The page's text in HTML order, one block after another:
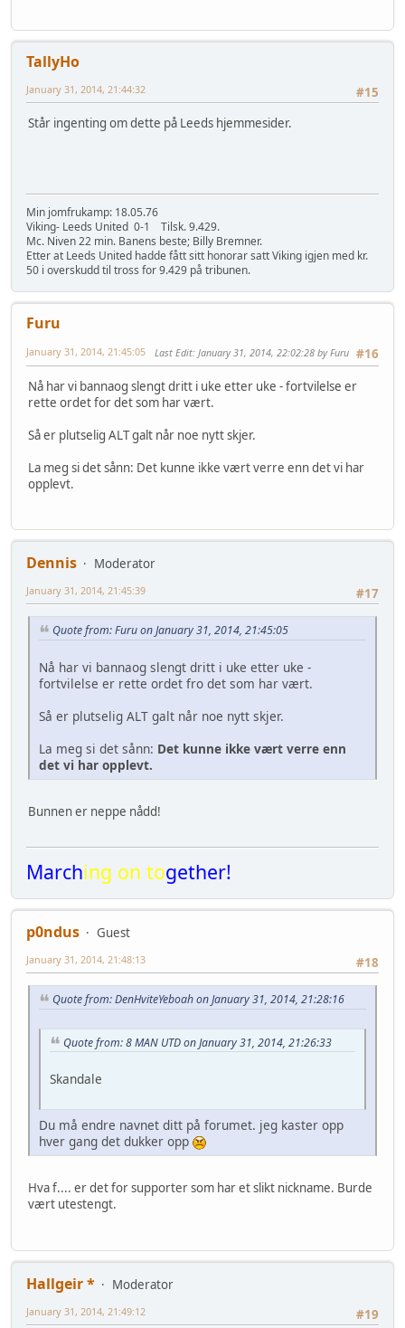
TallyHo
#15
January 31, 2014, 21:44:32
Står ingenting om dette på Leeds hjemmesider.
Min jomfrukamp: 18.05.76
Viking- Leeds United 0-1 Tilsk. 9.429.
Mc. Niven 22 min. Banens beste; Billy Bremner.
Etter at Leeds United hadde fått sitt honorar satt Viking igjen med kr.
50 i overskudd til tross for 9.429 på tribunen.
Furu
#16
January 31, 2014, 21:45:05 Last Edit: January 31, 2014, 22:02:28 by Furu
Nå har vi bannaog slengt dritt i uke etter uke - fortvilelse er
rette ordet for det som har vært.
Så er plutselig ALT galt når noe nytt skjer.
La meg si det sånn: Det kunne ikke vært verre enn det vi har
opplevt.
Dennis
Moderator
#17
January 31, 2014, 21:45:39
Quote from: Furu on January 31, 2014, 21:45:05
Nå har vi bannaog slengt dritt i uke etter uke -
fortvilelse er rette ordet fro det som har vært.
Så er plutselig ALT galt når noe nytt skjer.
La meg si det sånn: Det kunne ikke vært verre enn
det vi har opplevt.
Bunnen er neppe nådd!
Marching on together!
p0ndus
Guest
#18
January 31, 2014, 21:48:13
Quote from: DenHviteYeboah on January 31, 2014, 21:28:16
Quote from: 8 MAN UTD on January 31, 2014, 21:26:33
Skandale
Du må endre navnet ditt på forumet. jeg kaster opp
hver gang det dukker opp
Hva f.... er det for supporter som har et slikt nickname. Burde
vært utestengt.
Hallgeir *
Moderator
#19
January 31, 2014, 21:49:12